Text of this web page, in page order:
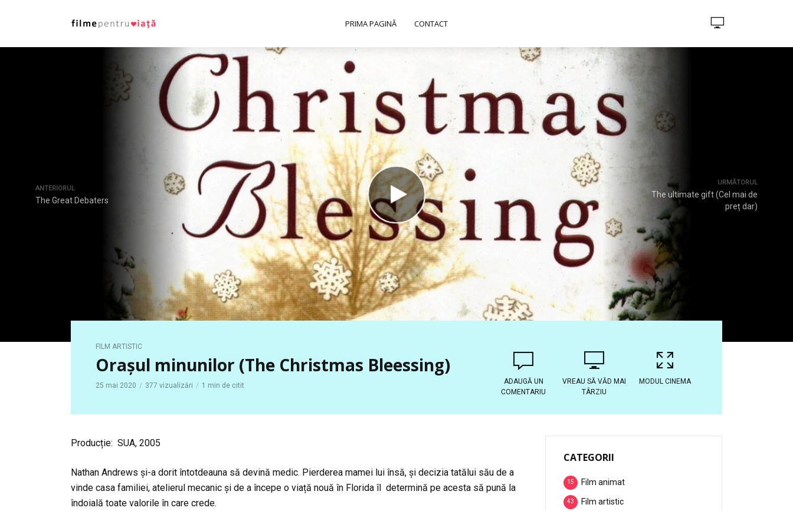
PRIMA PAGINĂ CONTACT
ANTERIORUL
The Great Debaters
URMĂTORUL
The ultimate gift (Cel mai de
preț dar)
FILM ARTISTIC
Orașul minunilor (The Christmas Bleessing)
25 mai 2020 377 vizualizări 1 min de citit
ADAUGĂ UN
COMENTARIU
VREAU SĂ VĂD MAI
TÂRZIU
MODUL CINEMA
Producție: SUA, 2005
Nathan Andrews și-a dorit întotdeauna să devină medic. Pierderea mamei lui însă, și decizia tatălui său de a
vinde casa familiei, atelierul mecanic și de a începe o viață nouă în Florida îl determină pe acesta să pună la
îndoială toate valorile în care crede.
CATEGORII
Film animat
15
Film artistic
43